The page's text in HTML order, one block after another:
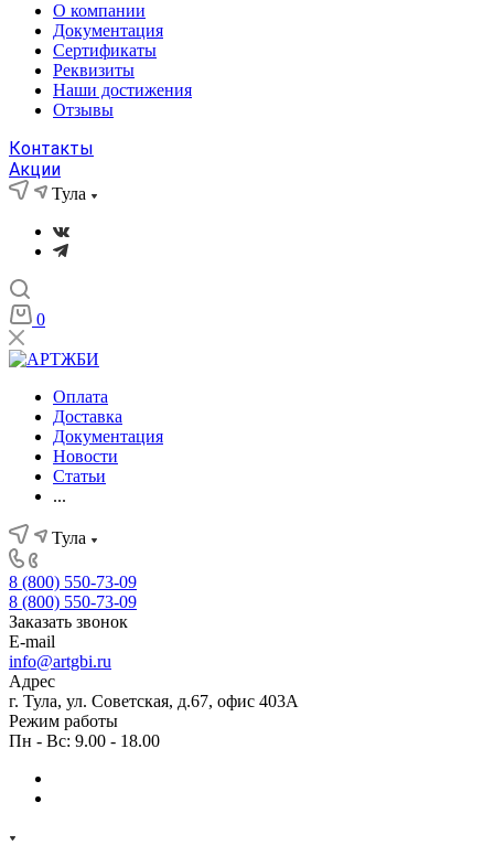
О компании
Документация
Сертификаты
Реквизиты
Наши достижения
Отзывы
Контакты
Акции
Тула
0
Оплата
Доставка
Документация
Новости
Статьи
...
Тула
8 (800) 550-73-09
8 (800) 550-73-09
Заказать звонок
E-mail
info@artgbi.ru
Адрес
г. Тула, ул. Советская, д.67, офис 403А
Режим работы
Пн - Вс: 9.00 - 18.00